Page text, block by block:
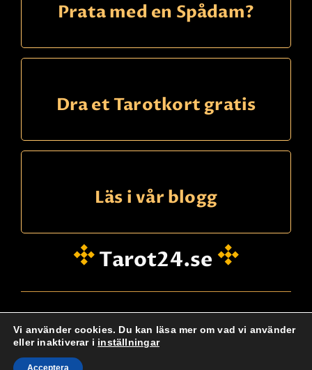
Prata med en Spådam?
Dra et Tarotkort gratis
Läs i vår blogg
Tarot24.se
hei@dinklarsynte.no
Personskydd
Vi använder cookies. Du kan läsa mer om vad vi använder
eller inaktiverar i inställningar
Acceptera